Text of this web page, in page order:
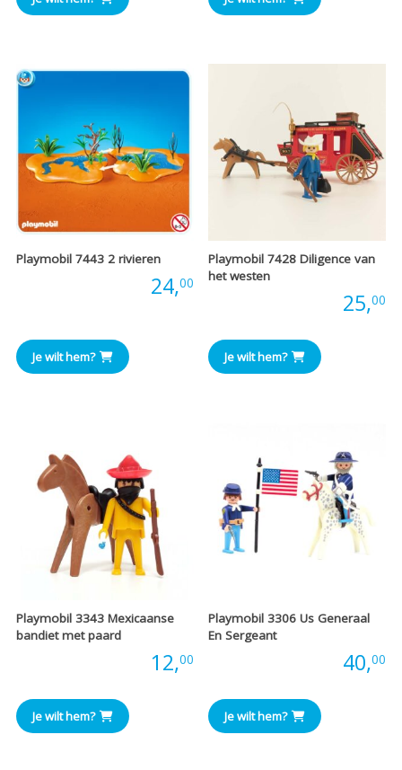
Playmobil 7443 2 rivieren
24,00
Je wilt hem?
Playmobil 7428 Diligence van
het westen
25,00
Je wilt hem?
Playmobil 3343 Mexicaanse
bandiet met paard
12,00
Je wilt hem?
Playmobil 3306 Us Generaal
En Sergeant
40,00
Je wilt hem?